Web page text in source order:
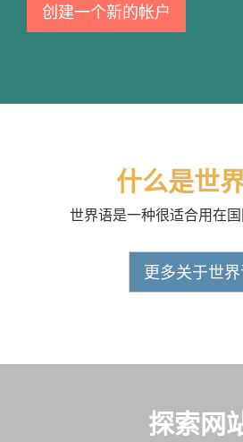
创建一个新的帐户
什么是世
世界语是一种很适合用在
更多关于世
探索网